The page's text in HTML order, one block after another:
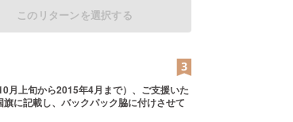
このリターンを選択する
月上旬から2015年4月まで）、ご支援いた
に記載し、バックパック脇に付けさせて